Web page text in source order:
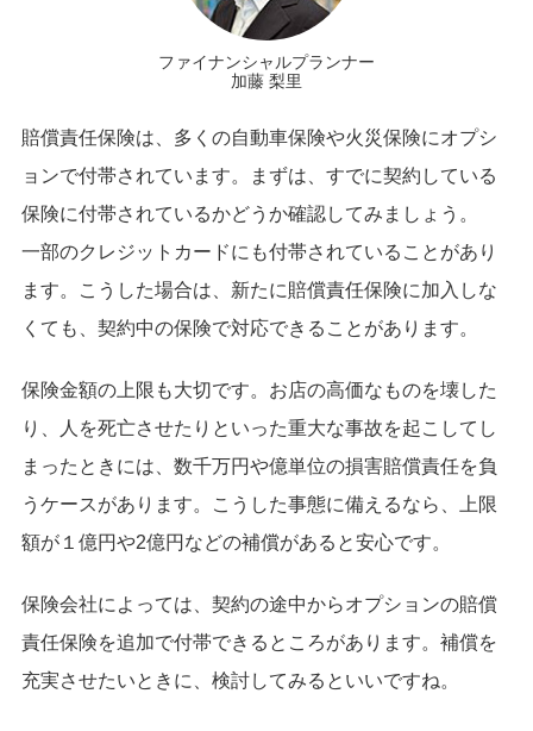
ファイナンシャルプランナー
加藤 梨里
賠償責任保険は、多くの自動車保険や火災保険にオプシ
ョンで付帯されています。まずは、すでに契約している
保険に付帯されているかどうか確認してみましょう。
一部のクレジットカードにも付帯されていることがあり
ます。こうした場合は、新たに賠償責任保険に加入しな
くても、契約中の保険で対応できることがあります。
保険金額の上限も大切です。お店の高価なものを壊した
り、人を死亡させたりといった重大な事故を起こしてし
まったときには、数千万円や億単位の損害賠償責任を負
うケースがあります。こうした事態に備えるなら、上限
額が１億円や2億円などの補償があると安心です。
保険会社によっては、契約の途中からオプションの賠償
責任保険を追加で付帯できるところがあります。補償を
充実させたいときに、検討してみるといいですね。